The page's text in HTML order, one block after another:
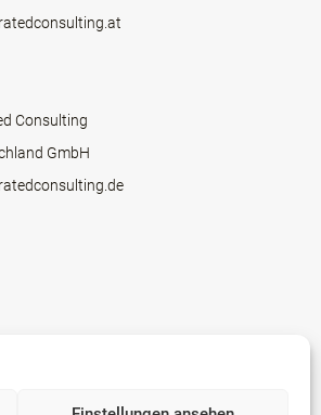
Consulting
GmbH